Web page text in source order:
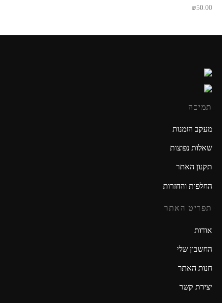
₪50.00
תמיכה
מעקב הזמנות
שאלות נפוצות
תקנון האתר
החלפות והחזרות
תפריט האתר
אודות
החשבון שלי
חנות האתר
יצירת קשר